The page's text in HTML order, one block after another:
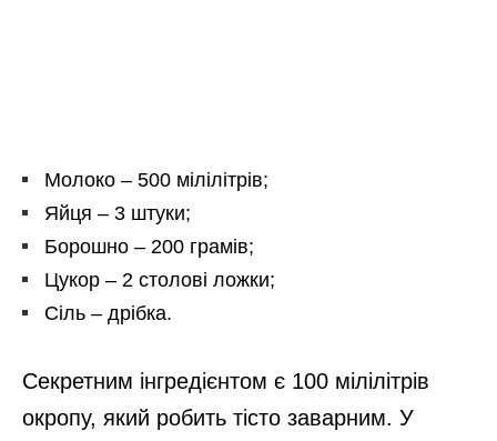
Молоко – 500 мілілітрів;
Яйця – 3 штуки;
Борошно – 200 грамів;
Цукор – 2 столові ложки;
Сіль – дрібка.
Секретним інгредієнтом є 100 мілілітрів
окропу, який робить тісто заварним. У